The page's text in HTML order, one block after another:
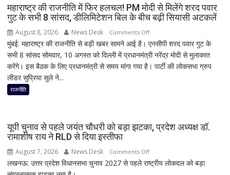
घंटे
रुकी
महाराष्ट्र की राजनीति में फिर हलचल! PM मोदी से मिलेंगे शरद पवार
गुट के सभी 8 सांसद, डीलिमिटेशन बिल के बीच बढ़ी सियासी अटकलें
August 8, 2026 News Desk Comments Offon
महाराष्ट्र
की
राजनीति
से
पवार
मुंबई: महाराष्ट्र की राजनीति से बड़ी खबर सामने आई है। एनसीपी शरद पवार गुट के
सभी 8 सांसद सोमवार, 10 अगस्त को दिल्ली में प्रधानमंत्री नरेंद्र मोदी से मुलाकात
करेंगे। इस बैठक के लिए प्रधानमंत्री से समय मांगा गया है। पार्टी की लोकसभा ग्रुप
लीडर सुप्रिया सुले ने...
राजनीति
यूपी चुनाव से पहले जयंत चौधरी को बड़ा झटका, प्रदेश अध्यक्ष डॉ.
रामाशीष राय ने RLD से दिया इस्तीफा
August 7, 2026 News Desk Comments Offon
यूपी
लखनऊ: उत्तर प्रदेश विधानसभा चुनाव 2027 से पहले राष्ट्रीय लोकदल को बड़ा